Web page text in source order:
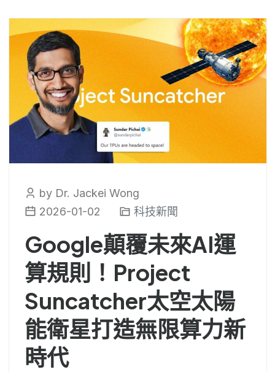
by Dr. Jackei Wong
2026-01-02
科技新聞
Google顛覆未來AI運
算規則！Project
Suncatcher太空太陽
能衛星打造無限算力新
時代